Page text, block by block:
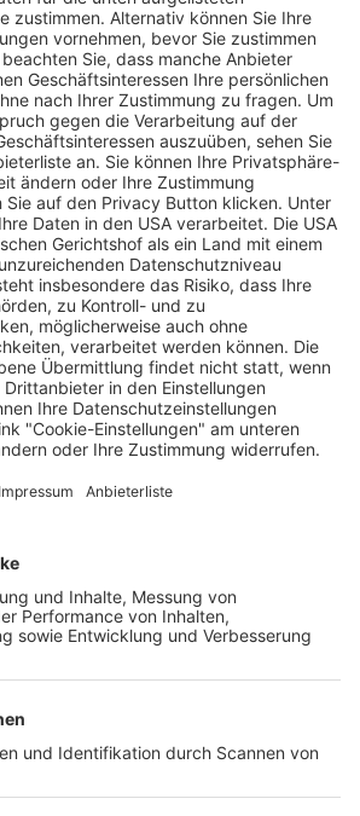
Rufe zu „L’amour
in Freiburger
grölen rassistische Hymne
18.10.2024
Der Wochenbericht
wurde zum 31. Juli 2026
eingestellt.